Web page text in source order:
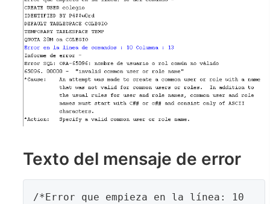
Texto del mensaje de error
/*Error que empieza en la línea: 10